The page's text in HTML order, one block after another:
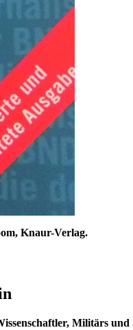
Knaur-Verlag.
Militärs